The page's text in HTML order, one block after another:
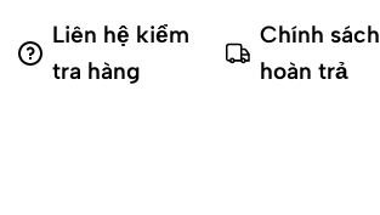
Liên hệ kiểm
tra hàng
Chính sách
hoàn trả